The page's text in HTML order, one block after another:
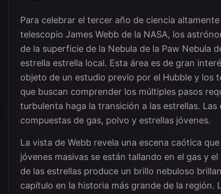
Para celebrar el tercer año de ciencia
telescopio James Webb de la NASA, los
de la superficie de la Nebula de la Paw Nebula
estrella estrella local. Esta área es de gran
objeto de un estudio previo por el Hubble y los
que buscan comprender los múltiples pasos
turbulenta haga la transición a las estrellas.
compuestas de gas, polvo y estrellas jóvenes.
La vista de Webb revela una escena caótica
jóvenes masivas se están tallando en el gas y
de las estrellas produce un brillo nebuloso
capítulo en la historia más grande de la región.